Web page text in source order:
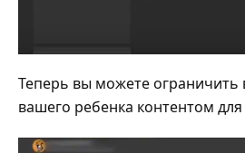
Теперь вы можете ограничить
вашего ребенка контентом